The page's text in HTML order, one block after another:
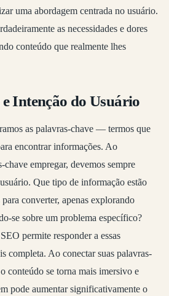
uma abordagem centrada no usuário.
as necessidades e dores
conteúdo que realmente lhes
Intenção do Usuário
as palavras-chave — termos que
encontrar informações. Ao
empregar, devemos sempre
Que tipo de informação estão
converter, apenas explorando
se sobre um problema específico?
permite responder a essas
completa. Ao conectar suas palavras-
conteúdo se torna mais imersivo e
pode aumentar significativamente o